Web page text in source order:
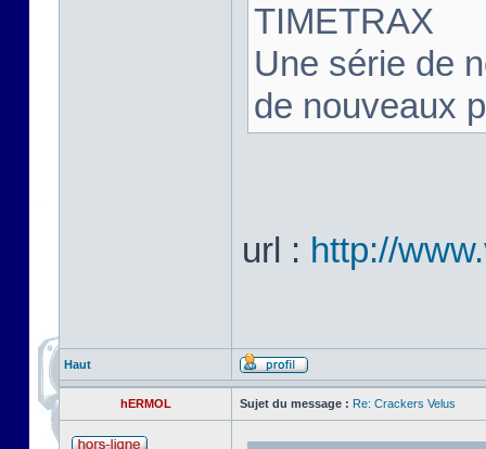
TIMETRAX
Une série de
de nouveaux
url : http://
Haut
hERMOL Sujet du message : Re: Crackers Velus